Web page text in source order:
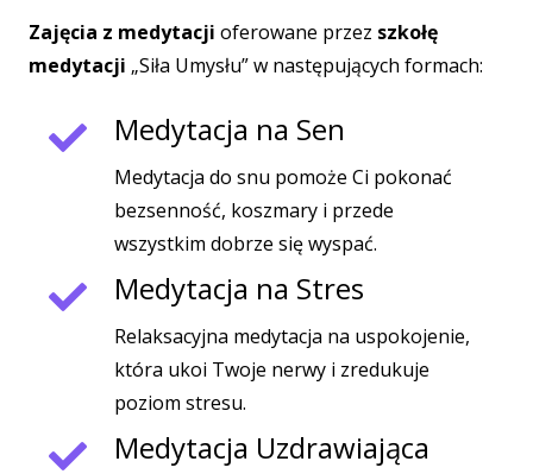
Zajęcia z medytacji oferowane przez szkołę
medytacji „Siła Umysłu” w następujących formach:
Medytacja na Sen
Medytacja do snu pomoże Ci pokonać
bezsenność, koszmary i przede
wszystkim dobrze się wyspać.
Medytacja na Stres
Relaksacyjna medytacja na uspokojenie,
która ukoi Twoje nerwy i zredukuje
poziom stresu.
Medytacja Uzdrawiająca